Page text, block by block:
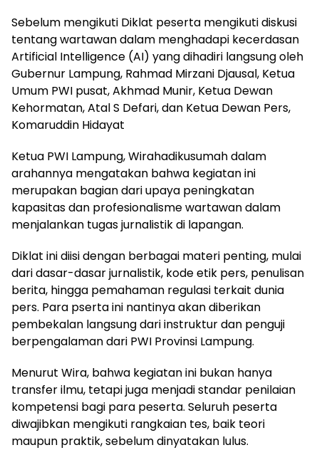
Sebelum mengikuti Diklat peserta mengikuti diskusi
tentang wartawan dalam menghadapi kecerdasan
Artificial Intelligence (AI) yang dihadiri langsung oleh
Gubernur Lampung, Rahmad Mirzani Djausal, Ketua
Umum PWI pusat, Akhmad Munir, Ketua Dewan
Kehormatan, Atal S Defari, dan Ketua Dewan Pers,
Komaruddin Hidayat
Ketua PWI Lampung, Wirahadikusumah dalam
arahannya mengatakan bahwa kegiatan ini
merupakan bagian dari upaya peningkatan
kapasitas dan profesionalisme wartawan dalam
menjalankan tugas jurnalistik di lapangan.
Diklat ini diisi dengan berbagai materi penting, mulai
dari dasar-dasar jurnalistik, kode etik pers, penulisan
berita, hingga pemahaman regulasi terkait dunia
pers. Para pserta ini nantinya akan diberikan
pembekalan langsung dari instruktur dan penguji
berpengalaman dari PWI Provinsi Lampung.
Menurut Wira, bahwa kegiatan ini bukan hanya
transfer ilmu, tetapi juga menjadi standar penilaian
kompetensi bagi para peserta. Seluruh peserta
diwajibkan mengikuti rangkaian tes, baik teori
maupun praktik, sebelum dinyatakan lulus.